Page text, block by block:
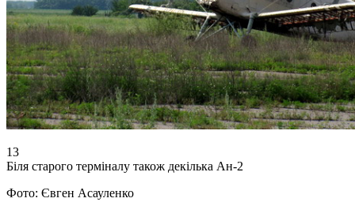
13
Біля старого терміналу також декілька Ан-2
Фото: Євген Асауленко